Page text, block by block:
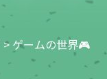
> ゲームの世界🎮